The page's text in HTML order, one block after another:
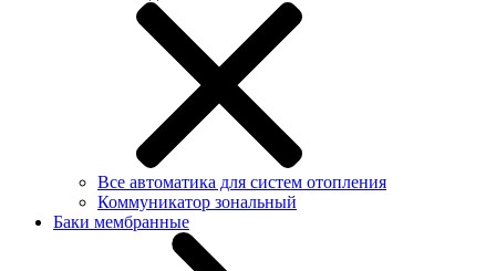
Все автоматика для систем отопления
Коммуникатор зональный
Баки мембранные